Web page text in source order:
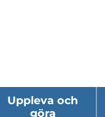
Uppleva och
göra